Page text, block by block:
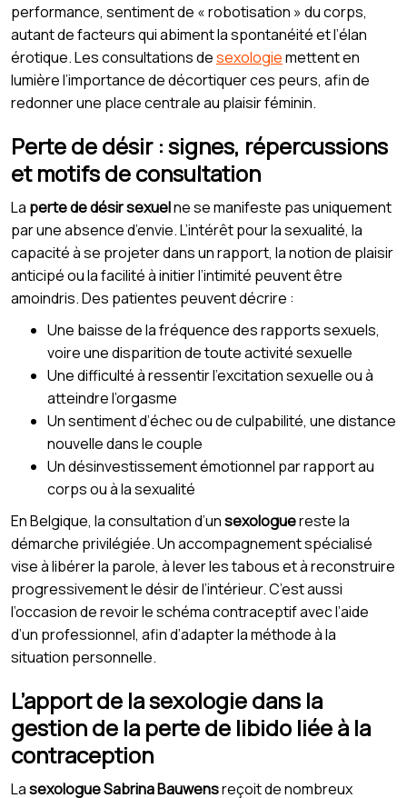
performance, sentiment de « robotisation » du corps,
autant de facteurs qui abiment la spontanéité et l’élan
érotique. Les consultations desexologiemettent en
lumière l’importance de décortiquer ces peurs, afin de
redonner une place centrale au plaisir féminin.
Perte de désir : signes, répercussions
et motifs de consultation
La perte de désir sexuelne se manifeste pas uniquement
par une absence d’envie. L’intérêt pour la sexualité, la
capacité à se projeter dans un rapport, la notion de plaisir
anticipé ou la facilité à initier l’intimité peuvent être
amoindris. Des patientes peuvent décrire :
Une baisse de la fréquence des rapports sexuels,
voire une disparition de toute activité sexuelle
Une difficulté à ressentir l’excitation sexuelle ou à
atteindre l’orgasme
Un sentiment d’échec ou de culpabilité, une distance
nouvelle dans le couple
Un désinvestissement émotionnel par rapport au
corps ou à la sexualité
En Belgique, la consultation d’unsexologuereste la
démarche privilégiée. Un accompagnement spécialisé
vise à libérer la parole, à lever les tabous et à reconstruire
progressivement le désir de l’intérieur. C’est aussi
l’occasion de revoir le schéma contraceptif avec l’aide
d’un professionnel, afin d’adapter la méthode à la
situation personnelle.
L’apport de la sexologie dans la
gestion de la perte de libido liée à la
contraception
Lasexologue Sabrina Bauwensreçoit de nombreux